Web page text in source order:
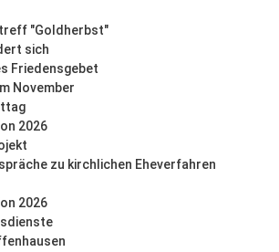
"Goldherbst"
sich
Friedensgebet
November
2026
zu kirchlichen Eheverfahren
2026